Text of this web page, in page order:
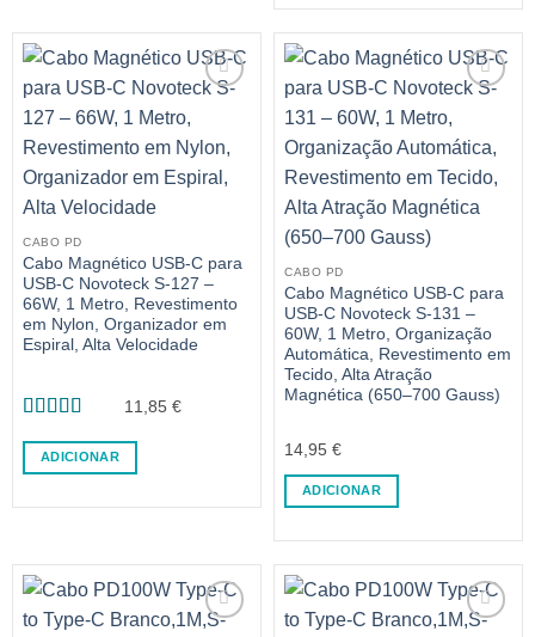
multiple
variants.
The
options
may
chosen
on
the
product
page
product
has
multiple
variants.
The
options
may
be
chosen
on
product
page
CABO PD
Cabo Magnético USB-C para
USB-C Novoteck S-127 –
66W, 1 Metro, Revestimento
em Nylon, Organizador em
Espiral, Alta Velocidade
de 5
11,85 €
ADICIONAR
CABO PD
Cabo Magnético USB-C para
USB-C Novoteck S-131 –
60W, 1 Metro, Organização
Automática, Revestimento em
Tecido, Alta Atração
Magnética (650–700 Gauss)
14,95 €
ADICIONAR